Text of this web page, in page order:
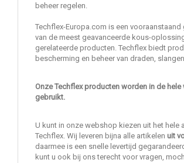
beheer regelen.
Techflex-Europa.com is een vooraanstaand
van de meest geavanceerde kous-
gerelateerde producten. Techflex biedt
bescherming en beheer van draden,
Onze Techflex producten worden in de hele
gebruikt.
U kunt in onze webshop kiezen uit het hele
Techflex. Wij leveren bijna alle artikelen uit
daarmee is een snelle levertijd
kunt u ook bij ons terecht voor vragen,